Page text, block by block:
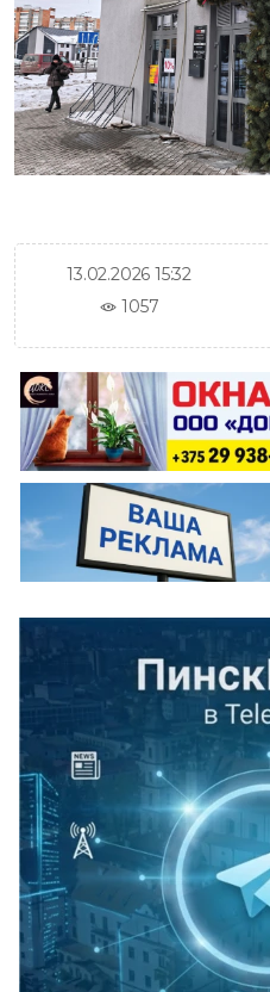
13.02.2026 15:32
1057